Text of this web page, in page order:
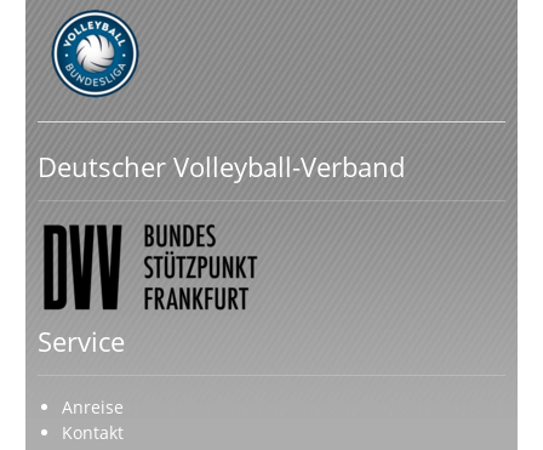
Deutscher Volleyball-Verband
Service
Anreise
Kontakt